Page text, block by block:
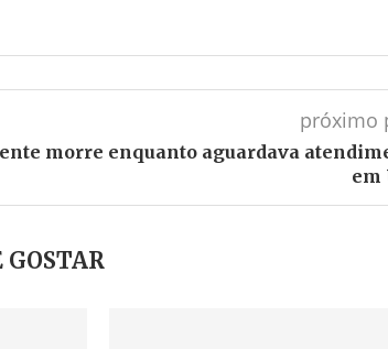
próximo
morre enquanto aguardava
em